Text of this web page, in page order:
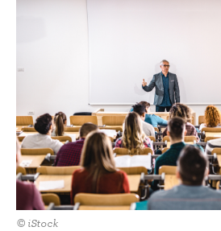
© iStock